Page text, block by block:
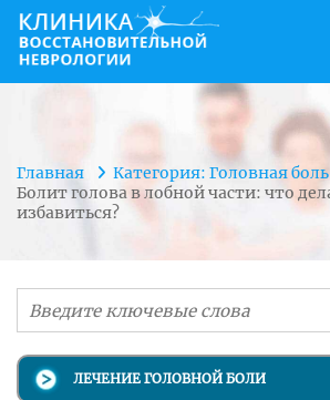
Главная
Категория: Головная боль
Болит голова в лобной части: что делать и как
избавиться?
ЛЕЧЕНИЕ ГОЛОВНОЙ БОЛИ